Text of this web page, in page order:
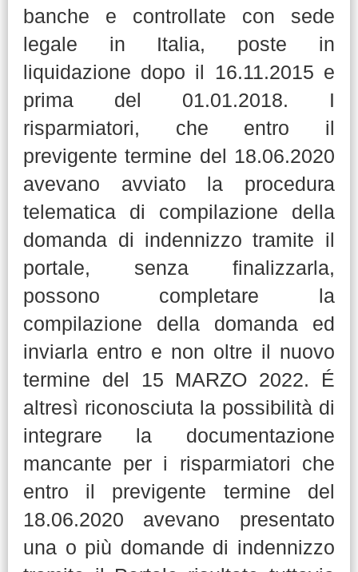
banche e controllate con sede
legale in Italia, poste in
liquidazione dopo il 16.11.2015 e
prima del 01.01.2018. I
risparmiatori, che entro il
previgente termine del 18.06.2020
avevano avviato la procedura
telematica di compilazione della
domanda di indennizzo tramite il
portale, senza finalizzarla,
possono completare la
compilazione della domanda ed
inviarla entro e non oltre il nuovo
termine del 15 MARZO 2022. É
altresì riconosciuta la possibilità di
integrare la documentazione
mancante per i risparmiatori che
entro il previgente termine del
18.06.2020 avevano presentato
una o più domande di indennizzo